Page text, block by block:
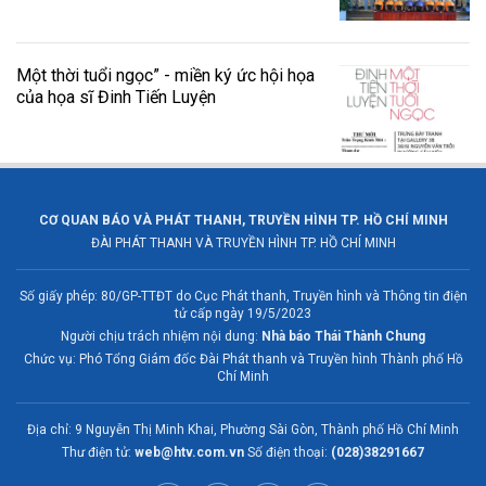
Một thời tuổi ngọc” - miền ký ức hội họa
của họa sĩ Đinh Tiến Luyện
CƠ QUAN BÁO VÀ PHÁT THANH, TRUYỀN HÌNH TP. HỒ CHÍ MINH
ĐÀI PHÁT THANH VÀ TRUYỀN HÌNH TP. HỒ CHÍ MINH
Số giấy phép: 80/GP-TTĐT do Cục Phát thanh, Truyền hình và Thông tin điện
tử cấp ngày 19/5/2023
Người chịu trách nhiệm nội dung: Nhà báo Thái Thành Chung
Chức vụ: Phó Tổng Giám đốc Đài Phát thanh và Truyền hình Thành phố Hồ
Chí Minh
Địa chỉ: 9 Nguyễn Thị Minh Khai, Phường Sài Gòn, Thành phố Hồ Chí Minh
Thư điện tử: web@htv.com.vn Số điện thoại: (028)38291667